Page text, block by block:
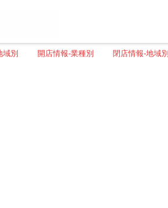
域別 開店情報-業種別 閉店情報-地域別